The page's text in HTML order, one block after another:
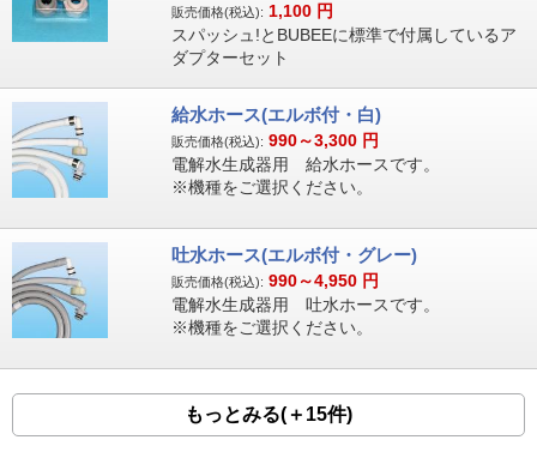
販売価格(税込): 1,100 円
スパッシュ!とBUBEEに標準で付属しているア
ダプターセット
給水ホース(エルボ付・白)
販売価格(税込): 990～3,300 円
電解水生成器用 給水ホースです。
※機種をご選択ください。
吐水ホース(エルボ付・グレー)
販売価格(税込): 990～4,950 円
電解水生成器用 吐水ホースです。
※機種をご選択ください。
もっとみる(＋15件)